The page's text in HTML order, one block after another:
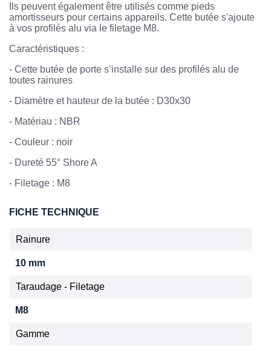
Ils peuvent également être utilisés comme pieds
amortisseurs pour certains appareils. Cette butée s'ajoute
à vos profilés alu via le filetage M8.
Caractéristiques :
- Cette butée de porte s’installe sur des profilés alu de
toutes rainures
- Diamètre et hauteur de la butée : D30x30
- Matériau : NBR
- Couleur : noir
- Dureté 55° Shore A
- Filetage : M8
FICHE TECHNIQUE
Rainure
10 mm
Taraudage - Filetage
M8
Gamme